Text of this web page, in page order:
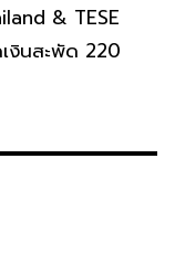
& TESE
งินสะพัด 220